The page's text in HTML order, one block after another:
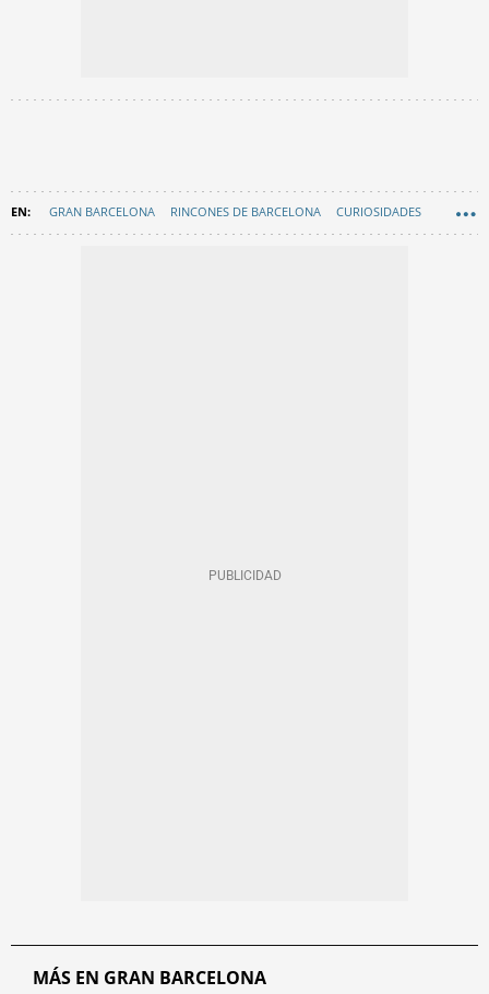
GRAN BARCELONA RINCONES DE BARCELONA CURIOSIDADES
MÁS EN GRAN BARCELONA